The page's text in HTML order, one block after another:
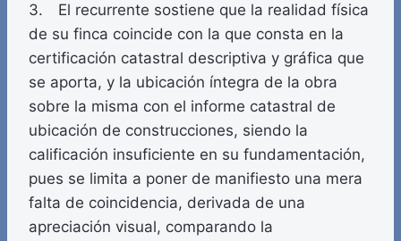
3. El recurrente sostiene que la realidad física
de su finca coincide con la que consta en la
certificación catastral descriptiva y gráfica que
se aporta, y la ubicación íntegra de la obra
sobre la misma con el informe catastral de
ubicación de construcciones, siendo la
calificación insuficiente en su fundamentación,
pues se limita a poner de manifiesto una mera
falta de coincidencia, derivada de una
apreciación visual, comparando la